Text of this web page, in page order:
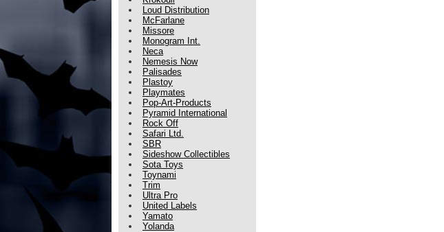
Loud Distribution
McFarlane
Missore
Monogram Int.
Neca
Nemesis Now
Palisades
Plastoy
Playmates
Pop-Art-Products
Pyramid International
Rock Off
Safari Ltd.
SBR
Sideshow Collectibles
Sota Toys
Toynami
Trim
Ultra Pro
United Labels
Yamato
Yolanda